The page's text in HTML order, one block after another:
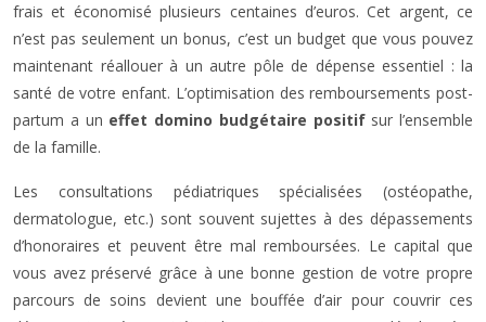
frais et économisé plusieurs centaines d’euros. Cet argent, ce
n’est pas seulement un bonus, c’est un budget que vous pouvez
maintenant réallouer à un autre pôle de dépense essentiel : la
santé de votre enfant. L’optimisation des remboursements post-
partum a un effet domino budgétaire positifsur l’ensemble
de la famille.
Les consultations pédiatriques spécialisées (ostéopathe,
dermatologue, etc.) sont souvent sujettes à des dépassements
d’honoraires et peuvent être mal remboursées. Le capital que
vous avez préservé grâce à une bonne gestion de votre propre
parcours de soins devient une bouffée d’air pour couvrir ces